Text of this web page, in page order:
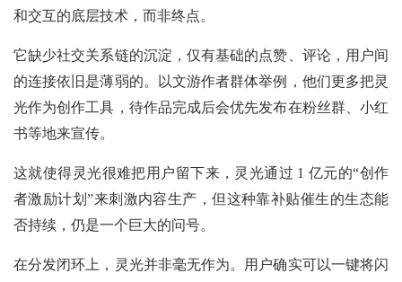
和交互的底层技术，而非终点。
它缺少社交关系链的沉淀，仅有基础的点赞、评论，用户间
的连接依旧是薄弱的。以文游作者群体举例，他们更多把灵
光作为创作工具，待作品完成后会优先发布在粉丝群、小红
书等地来宣传。
这就使得灵光很难把用户留下来，灵光通过 1 亿元的“创作
者激励计划”来刺激内容生产，但这种靠补贴催生的生态能
否持续，仍是一个巨大的问号。
在分发闭环上，灵光并非毫无作为。用户确实可以一键将闪